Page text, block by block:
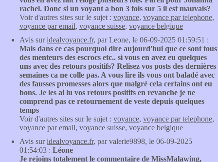
rachel. Donc si un voyant a bon 3 fois sur 5 il est mauvais?
Voir d'autres sites sur le sujet : voyance, voyance par telephone,
voyance par email, voyance suisse, voyance belgique
Avis suridealvoyance.fr, par Leone, le 06-09-2025 01:59:51 :
Mais dans ce cas pourquoi dire aujourd'hui que ce sont tous
des menteurs des escrocs etc.. si vous en avez eu quelques
uns avec des retours positifs? Relisez vos posts des dernières
semaines ca ne colle pas. A vous lire ils vous ont baladé avec
des fausses promesses alors que malgré cela certains ont eu
bons. Je les ai lu vos retours positifs en revanche je ne
comprend pas ce retournement de veste depuis quelques
temps
Voir d'autres sites sur le sujet : voyance, voyance par telephone,
voyance par email, voyance suisse, voyance belgique
Avis suridealvoyance.fr, par valerie9898, le 06-09-2025
01:54:03 : Léone
Je rejoins totalement le commentaire de MissMalawing,